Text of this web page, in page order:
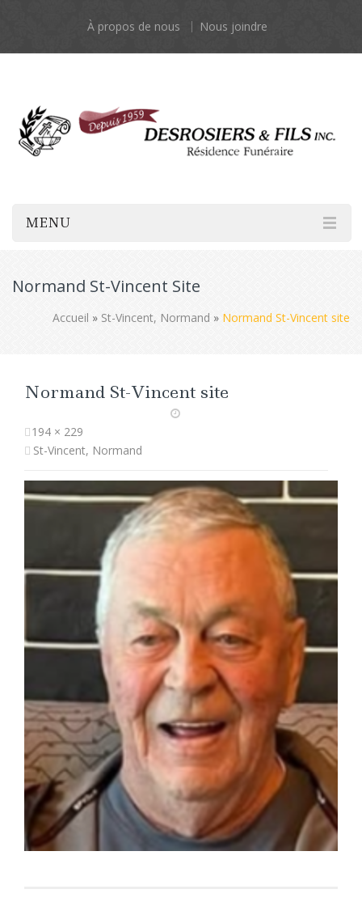
À propos de nous Nous joindre
MENU
Normand St-Vincent Site
Accueil » St-Vincent, Normand » Normand St-Vincent site
Normand St-Vincent site
194 × 229
St-Vincent, Normand